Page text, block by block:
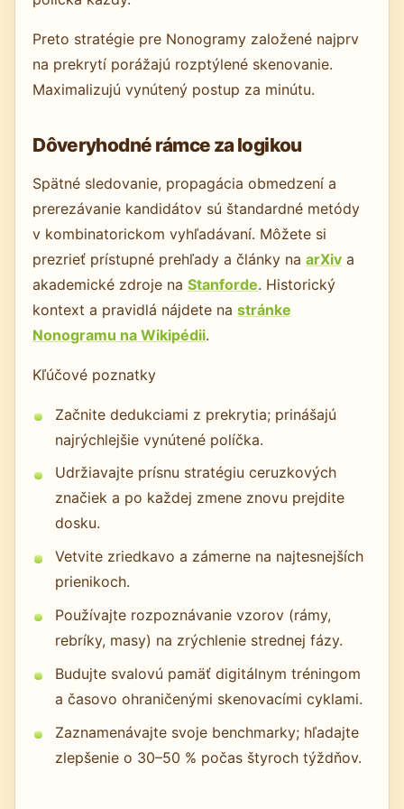
Preto stratégie pre Nonogramy založené najprv
na prekrytí porážajú rozptýlené skenovanie.
Maximalizujú vynútený postup za minútu.
Dôveryhodné rámce za logikou
Spätné sledovanie, propagácia obmedzení a
prerezávanie kandidátov sú štandardné metódy
v kombinatorickom vyhľadávaní. Môžete si
prezrieť prístupné prehľady a články naarXiv a
akademické zdroje naStanforde. Historický
kontext a pravidlá nájdete nastránke
Nonogramu na Wikipédii.
Kľúčové poznatky
Začnite dedukciami z prekrytia; prinášajú
najrýchlejšie vynútené políčka.
Udržiavajte prísnu stratégiu ceruzkových
značiek a po každej zmene znovu prejdite
dosku.
Vetvite zriedkavo a zámerne na najtesnejších
prienikoch.
Používajte rozpoznávanie vzorov (rámy,
rebríky, masy) na zrýchlenie strednej fázy.
Budujte svalovú pamäť digitálnym tréningom
a časovo ohraničenými skenovacími cyklami.
Zaznamenávajte svoje benchmarky; hľadajte
zlepšenie o 30–50 % počas štyroch týždňov.